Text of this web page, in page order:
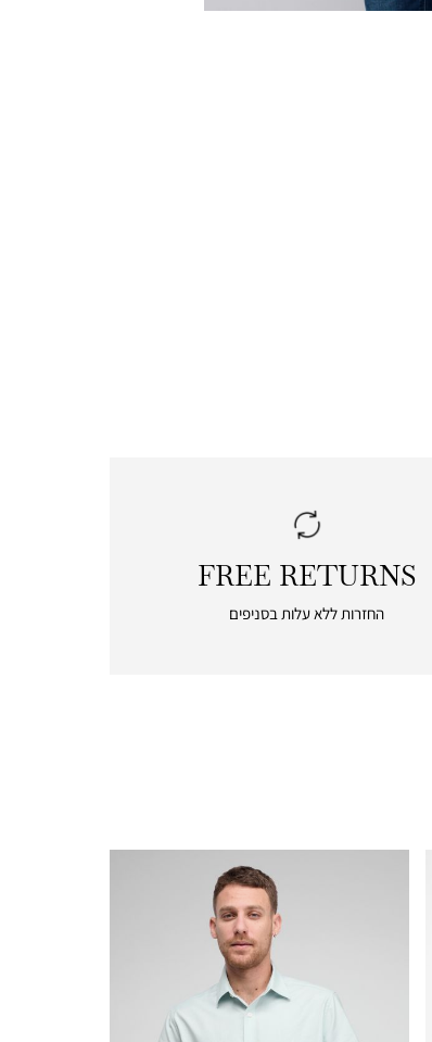
|
returns
FREE RETURNS
החזרות ללא עלות בסניפים